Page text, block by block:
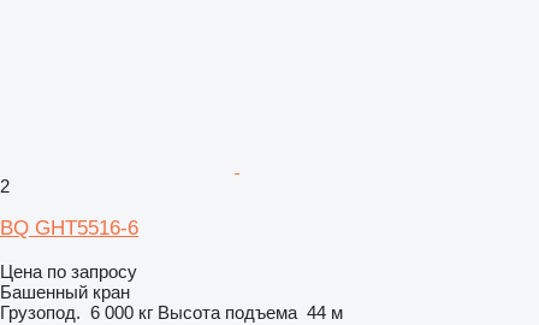
2
BQ GHT5516-6
Цена по запросу
Башенный кран
Грузопод. 6 000 кг Высота подъема 44 м